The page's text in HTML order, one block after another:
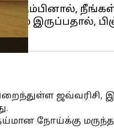
இருப்பதால்,
ஜவ்வரிசி,
நோய்க்கு